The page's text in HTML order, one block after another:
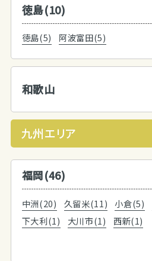
徳島(10)
徳島(5) 阿波富田(5)
和歌山
九州エリア
福岡(46)
中洲(20) 久留米(11) 小倉(5)
下大利(1)
大川市(1)
西新(1)